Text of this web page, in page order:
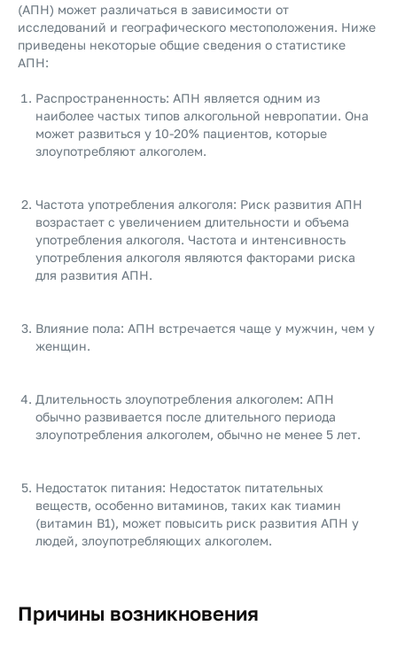
(АПН) может различаться в зависимости от
исследований и географического местоположения. Ниже
приведены некоторые общие сведения о статистике
АПН:
Распространенность: АПН является одним из
наиболее частых типов алкогольной невропатии. Она
может развиться у 10-20% пациентов, которые
злоупотребляют алкоголем.
Частота употребления алкоголя: Риск развития АПН
возрастает с увеличением длительности и объема
употребления алкоголя. Частота и интенсивность
употребления алкоголя являются факторами риска
для развития АПН.
Влияние пола: АПН встречается чаще у мужчин, чем у
женщин.
Длительность злоупотребления алкоголем: АПН
обычно развивается после длительного периода
злоупотребления алкоголем, обычно не менее 5 лет.
Недостаток питания: Недостаток питательных
веществ, особенно витаминов, таких как тиамин
(витамин B1), может повысить риск развития АПН у
людей, злоупотребляющих алкоголем.
Причины возникновения